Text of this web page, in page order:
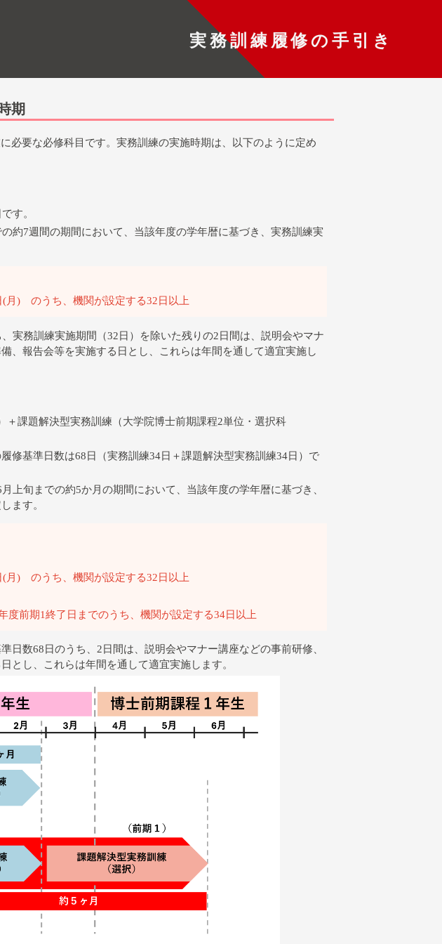
実務訓練履修の手引き
期
必要な必修科目です。実務訓練の実施時期は、以下のように定め
す。
約7週間の期間において、当該年度の学年暦に基づき、実務訓練実
月) のうち、機関が設定する32日以上
実務訓練実施期間（32日）を除いた残りの2日間は、説明会やマナ
、報告会等を実施する日とし、これらは年間を通して適宜実施し
課題解決型実務訓練（大学院博士前期課程2単位・選択科
修基準日数は68日（実務訓練34日＋課題解決型実務訓練34日）で
上旬までの約5か月の期間において、当該年度の学年暦に基づき、
ます。
月) のうち、機関が設定する32日以上
前期1終了日までのうち、機関が設定する34日以上
日数68日のうち、2日間は、説明会やマナー講座などの事前研修、
とし、これらは年間を通して適宜実施します。